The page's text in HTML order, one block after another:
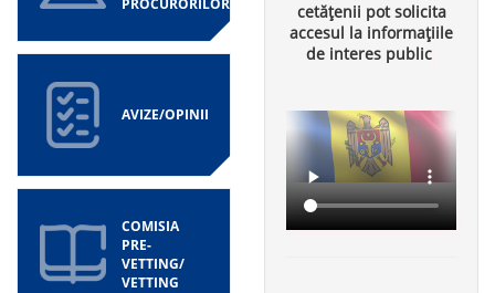
AVIZE/OPINII
COMISIA
PRE-
VETTING/
VETTING
cetățenii pot solicita
accesul la informațiile
de interes public